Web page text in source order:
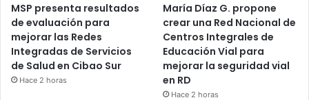
MSP presenta resultados
de evaluación para
mejorar las Redes
Integradas de Servicios
de Salud en Cibao Sur
Hace 2 horas
María Díaz G. propone
crear una Red Nacional de
Centros Integrales de
Educación Vial para
mejorar la seguridad vial
en RD
Hace 2 horas